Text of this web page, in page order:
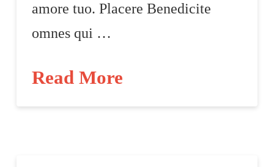
amore tuo. Placere Benedicite
omnes qui …
Read More